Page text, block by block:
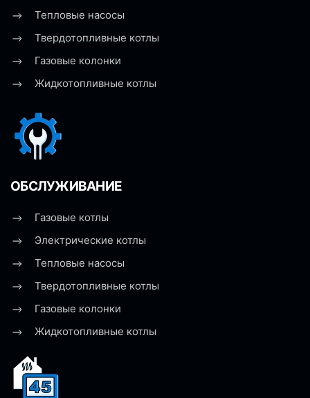
Тепловые насосы
Твердотопливные котлы
Газовые колонки
Жидкотопливные котлы
ОБСЛУЖИВАНИЕ
Газовые котлы
Электрические котлы
Тепловые насосы
Твердотопливные котлы
Газовые колонки
Жидкотопливные котлы